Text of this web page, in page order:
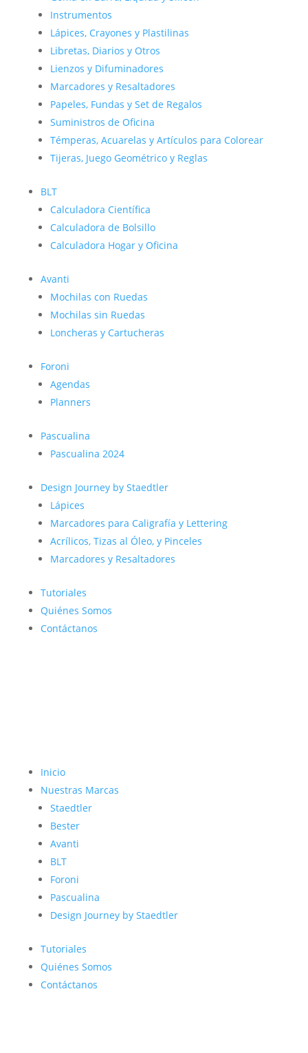
Instrumentos
Lápices, Crayones y Plastilinas
Libretas, Diarios y Otros
Lienzos y Difuminadores
Marcadores y Resaltadores
Papeles, Fundas y Set de Regalos
Suministros de Oficina
Témperas, Acuarelas y Artículos para Colorear
Tijeras, Juego Geométrico y Reglas
BLT
Calculadora Científica
Calculadora de Bolsillo
Calculadora Hogar y Oficina
Avanti
Mochilas con Ruedas
Mochilas sin Ruedas
Loncheras y Cartucheras
Foroni
Agendas
Planners
Pascualina
Pascualina 2024
Design Journey by Staedtler
Lápices
Marcadores para Caligrafía y Lettering
Acrílicos, Tizas al Óleo, y Pinceles
Marcadores y Resaltadores
Tutoriales
Quiénes Somos
Contáctanos
Inicio
Nuestras Marcas
Staedtler
Bester
Avanti
BLT
Foroni
Pascualina
Design Journey by Staedtler
Tutoriales
Quiénes Somos
Contáctanos